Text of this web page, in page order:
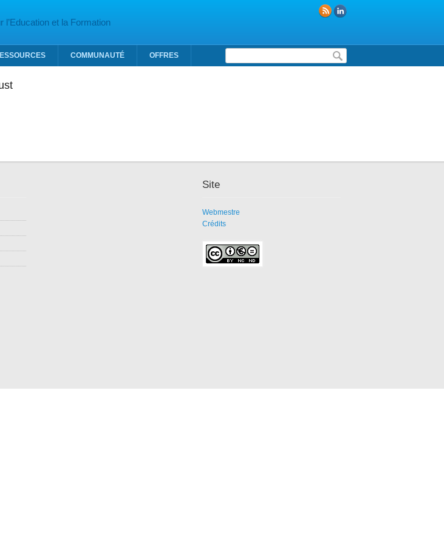
l’Education et la Formation
Formulaire de recherche
COMMUNAUTÉ OFFRES
Site
Webmestre
Crédits